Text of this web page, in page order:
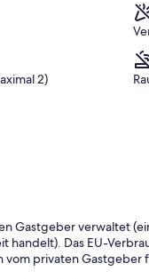
2)
Gastgeber verwaltet
handelt). Das EU-
vom privaten